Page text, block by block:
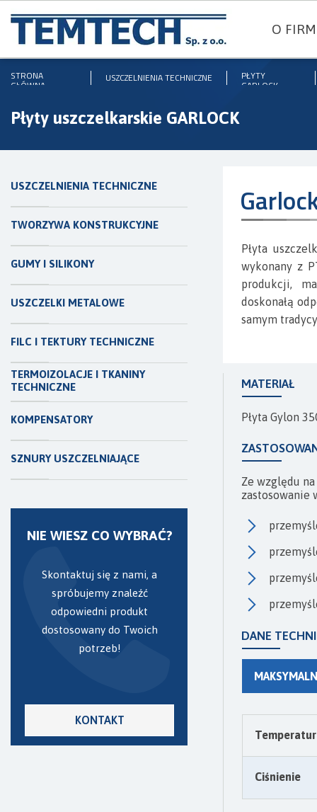
O
STRONA
GŁÓWNA
PŁYTY
GARLOCK
USZCZELNIENIA TECHNICZNE
Płyty uszczelkarskie GARLOCK
Ciśnienie
DANE
SZNURY USZCZELNIAJĄCE
KOMPENSATORY
TERMOIZOLACJE I TKANINY
TECHNICZNE
FILC I TEKTURY TECHNICZNE
USZCZELKI METALOWE
GUMY I SILIKONY
TWORZYWA KONSTRUKCYJNE
USZCZELNIENIA TECHNICZNE
KONTAKT
Skontaktuj się z nami, a
spróbujemy znaleźć
odpowiedni produkt
dostosowany do Twoich
potrzeb!
NIE WIESZ CO WYBRAĆ?
Płyta
wykonany z
produkcji,
doskonałą
samym
Płyta Gylon
MATERIAŁ
Ze względu
zastosowanie